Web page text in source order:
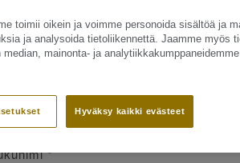
*
*
toimii oikein ja voimme personoida sisältöä ja
ja analysoida tietoliikennettä. Jaamme myös
mainonta- ja analytiikkakumppaneidemme
Hyväksy kaikki evästeet